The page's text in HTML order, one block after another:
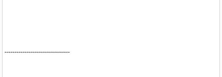
---------------------------------